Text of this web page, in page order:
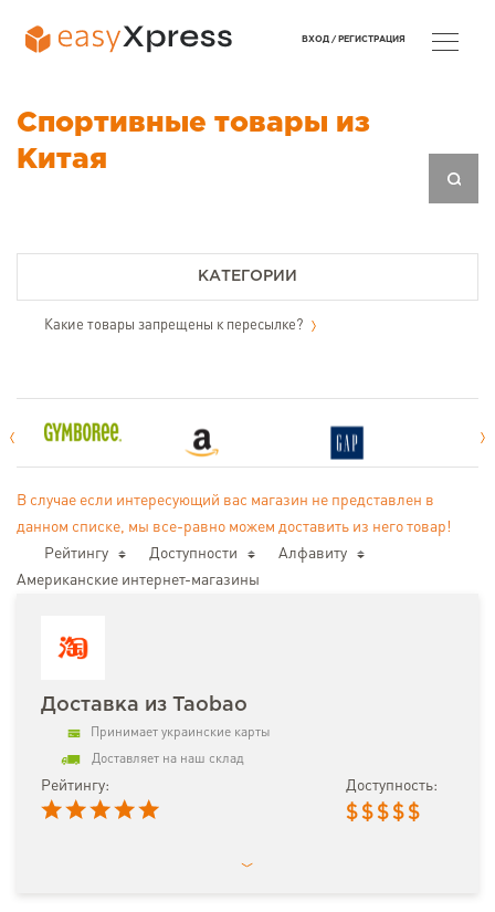
Спортивные товары из
Китая
КАТЕГОРИИ
Какие товары запрещены к пересылке?
В случае если интересующий вас магазин не представлен в
данном списке, мы все-равно можем доставить из него товар!
Рейтингу
Доступности
Алфавиту
Американские интернет-магазины
Доставка из Taobao
Принимает украинские карты
Доставляет на наш склад
Рейтингу: Доступность:
$ $ $ $ $
ВХОД / РЕГИСТРАЦИЯ